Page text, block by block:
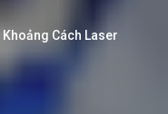
Cách Laser